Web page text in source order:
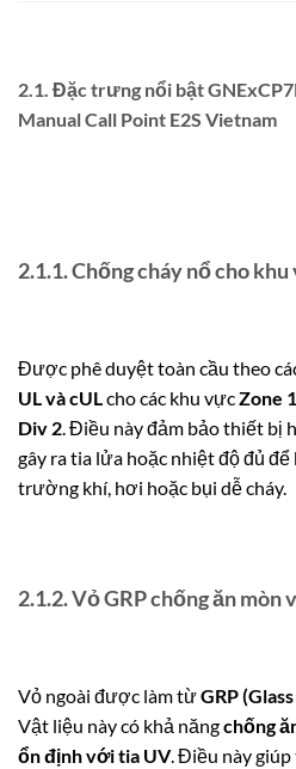
2.1. Đặc trưng nổi bật
Manual Call Point E2S Vietnam
2.1.1. Chống cháy nổ cho
Được phê duyệt toàn cầu theo
UL và cULcho các khu vựcZone
Div 2. Điều này đảm bảo thiết bị
gây ra tia lửa hoặc nhiệt độ đủ
trường khí, hơi hoặc bụi dễ cháy.
2.1.2. Vỏ GRP chống ăn mòn
Vỏ ngoài được làm từGRP
Vật liệu này có khả năngchống
ổn định với tia UV. Điều này